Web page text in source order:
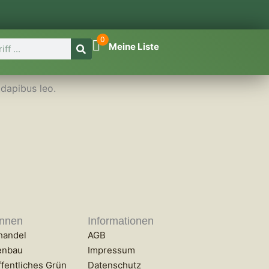
0
Meine Liste
leo.
Grün
Informationen
AGB
Impressum
Datenschutz